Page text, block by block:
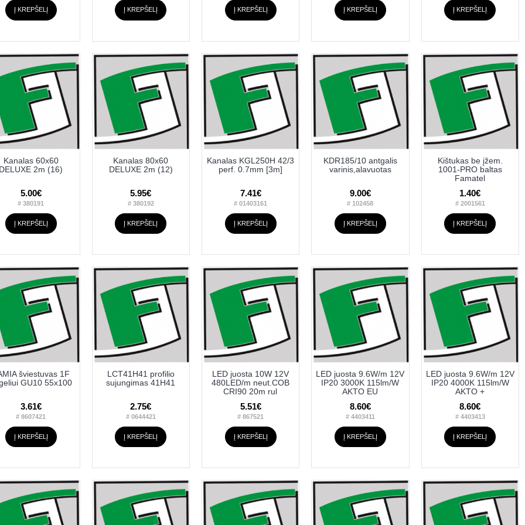
Į KREPŠELĮ Į KREPŠELĮ Į KREPŠELĮ Į KREPŠELĮ Į KREPŠELĮ
Kanalas 60x60
DELUXE 2m (16)
5.00€
# 380191
Į KREPŠELĮ
Kanalas 80x60
DELUXE 2m (12)
5.95€
# 380192
Į KREPŠELĮ
Kanalas KGL250H 42/3
perf. 0.7mm [3m]
7.41€
# 01403161
Į KREPŠELĮ
KDR185/10 antgalis
varinis,alavuotas
9.00€
# 102458
Į KREPŠELĮ
Kištukas be įžem.
1001-PRO baltas
Famatel
1.40€
# 2001561
Į KREPŠELĮ
šviestuvas 1F
GU10 55x100
3.61€
# 8607421
Į KREPŠELĮ
LCT41H41 profilio
sujungimas 41H41
2.75€
# 0644421
Į KREPŠELĮ
LED juosta 10W 12V
480LED/m neut.COB
CRI90 20m rul
5.51€
# 867521
Į KREPŠELĮ
LED juosta 9.6W/m 12V
IP20 3000K 115lm/W
AKTO EU
8.60€
# 4403411
Į KREPŠELĮ
LED juosta 9.6W/m 12V
IP20 4000K 115lm/W
AKTO +
8.60€
# 4403413
Į KREPŠELĮ